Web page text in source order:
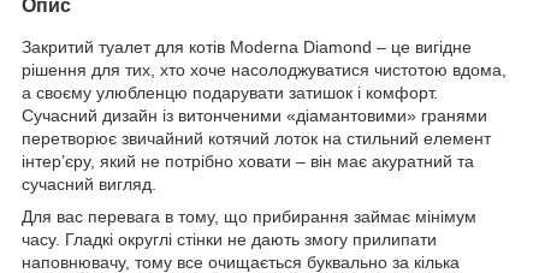
Опис
Закритий туалет для котів Moderna Diamond – це вигідне
рішення для тих, хто хоче насолоджуватися чистотою вдома,
а своєму улюбленцю подарувати затишок і комфорт.
Сучасний дизайн із витонченими «діамантовими» гранями
перетворює звичайний котячий лоток на стильний елемент
інтер’єру, який не потрібно ховати – він має акуратний та
сучасний вигляд.
Для вас перевага в тому, що прибирання займає мінімум
часу. Гладкі округлі стінки не дають змогу прилипати
наповнювачу, тому все очищається буквально за кілька